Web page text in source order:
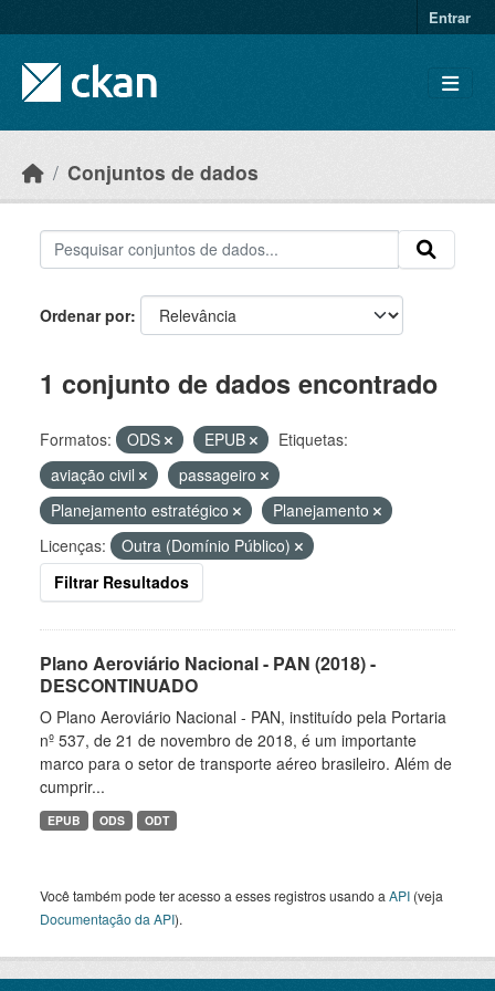
Entrar
Conjuntos de dados
Ordenar por
1 conjunto de dados encontrado
Formatos: ODS EPUB
Etiquetas:
aviação civil
passageiro
Planejamento estratégico
Planejamento
Licenças:
Outra (Domínio Público)
Filtrar Resultados
Plano Aeroviário Nacional - PAN (2018) -
DESCONTINUADO
O Plano Aeroviário Nacional - PAN, instituído pela Portaria
nº 537, de 21 de novembro de 2018, é um importante
marco para o setor de transporte aéreo brasileiro. Além de
cumprir...
EPUB ODS ODT
Você também pode ter acesso a esses registros usando a API (veja
Documentação da API).